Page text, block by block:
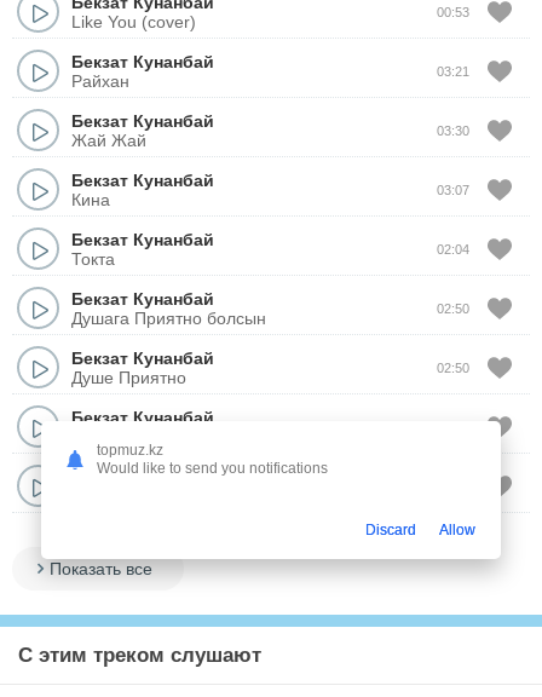
Like You (cover)
00:53
Бекзат Кунанбай
Райхан
03:21
Бекзат Кунанбай
Жай Жай
03:30
Бекзат Кунанбай
Кина
03:07
Бекзат Кунанбай
Токта
02:04
Бекзат Кунанбай
Душага Приятно болсын
02:50
Бекзат Кунанбай
Душе Приятно
02:50
Бекзат Кунанбай
Бекзат Кунанбай
Показать все
С этим треком слушают
topmuz.kz
Would like to send you notifications
Discard Allow